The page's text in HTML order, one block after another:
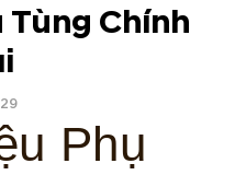
Tùng Chính
Phụ